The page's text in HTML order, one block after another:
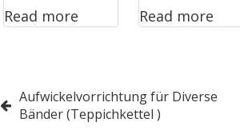
gsklammer
Read more
h mit Indexer
gesteuert
Read more
Post
Aufwickelvorrichtung für Diverse
Bänder (Teppichkettel )